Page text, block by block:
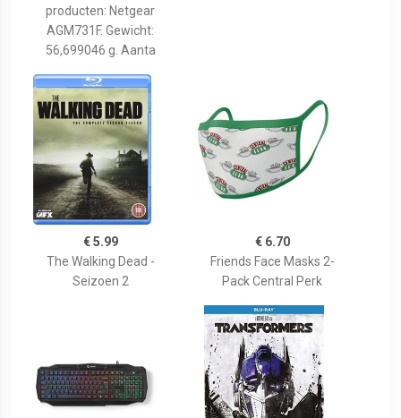
producten: Netgear
AGM731F. Gewicht:
56,699046 g. Aanta
€ 5.99
The Walking Dead -
Seizoen 2
€ 6.70
Friends Face Masks 2-
Pack Central Perk